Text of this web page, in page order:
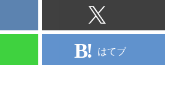
はてブ